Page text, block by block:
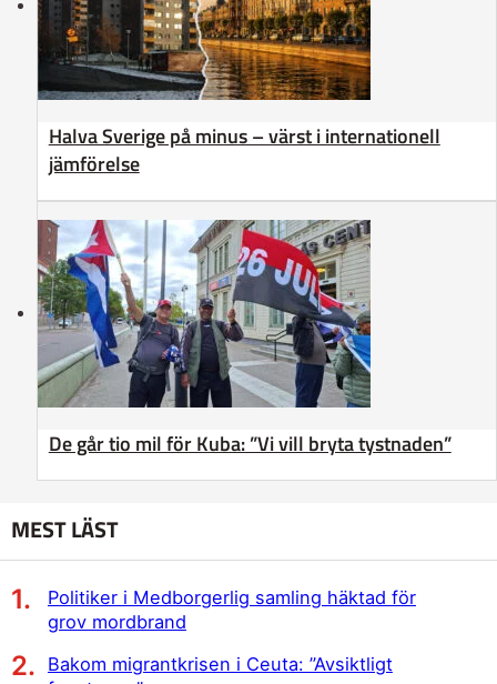
Halva Sverige på minus – värst i internationell
jämförelse
De går tio mil för Kuba: ”Vi vill bryta tystnaden”
MEST LÄST
Politiker i Medborgerlig samling häktad för
grov mordbrand
Bakom migrantkrisen i Ceuta: ”Avsiktligt